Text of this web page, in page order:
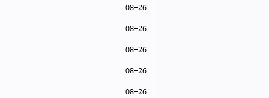
08-26
08-26
08-26
08-26
08-26